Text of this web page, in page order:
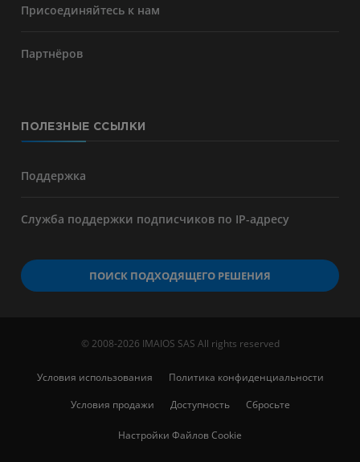
Присоединяйтесь к нам
Партнёров
ПОЛЕЗНЫЕ ССЫЛКИ
Поддержка
Служба поддержки подписчиков по IP-адресу
ПОИСК ПОДХОДЯЩЕГО РЕШЕНИЯ
© 2008-2026 IMAIOS SAS All rights reserved
Условия использования
Политика конфиденциальности
Условия продажи
Доступность Сбросьте
Настройки Файлов Cookie